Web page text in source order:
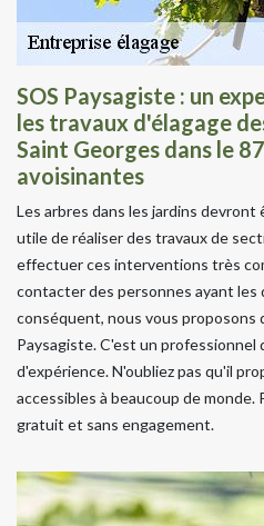
SOS Paysagiste : un
les travaux d'élagage
Saint Georges dans le
avoisinantes
Les arbres dans les jardins
utile de réaliser des travaux de
effectuer ces interventions très
contacter des personnes ayant les
conséquent, nous vous proposons
Paysagiste. C'est un professionnel
d'expérience. N'oubliez pas qu'il
accessibles à beaucoup de monde.
gratuit et sans engagement.